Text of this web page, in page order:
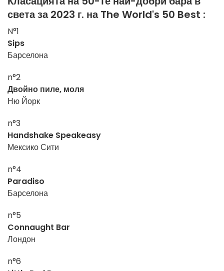
света за 2023 г. на The World's 50 Best :
N°1
Sips
Барселона
n°2
Двойно пиле, моля
Ню Йорк
n°3
Handshake Speakeasy
Мексико Сити
n°4
Paradiso
Барселона
n°5
Connaught Bar
Лондон
n°6